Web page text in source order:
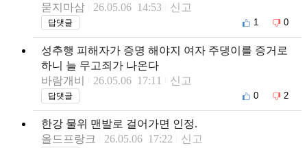
묻지마삼
26.05.06 14:53 신고
답댓글 1 0
성추행 피해자가 증명 해야지 여자 주댕이를 증거로
하니 늘 무고죄가 나온다
바람개비
26.05.06 17:11 신고
답댓글 0 2
한강 물위 맨발로 걸어가면 인정.
올드프랑크
26.05.06 17:22 신고